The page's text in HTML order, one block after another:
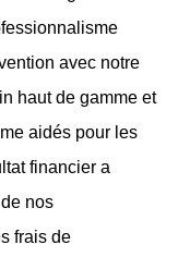
avec notre
haut de gamme et
aidés pour les
financier a
nos
frais de